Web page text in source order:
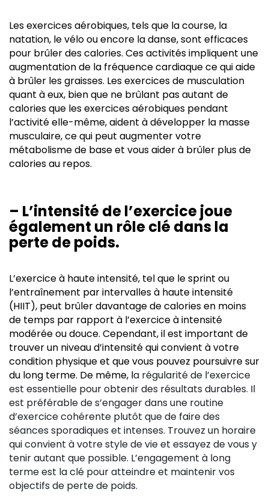
Les exercices aérobiques, tels que la course, la
natation, le vélo ou encore la danse, sont efficaces
pour brûler des calories. Ces activités impliquent une
augmentation de la fréquence cardiaque ce qui aide
à brûler les graisses. Les exercices de musculation
quant à eux, bien que ne brûlant pas autant de
calories que les exercices aérobiques pendant
l’activité elle-même, aident à développer la masse
musculaire, ce qui peut augmenter votre
métabolisme de base et vous aider à brûler plus de
calories au repos.
– L’intensité de l’exercice joue
également un rôle clé dans la
perte de poids.
L’exercice à haute intensité, tel que le sprint ou
l’entraînement par intervalles à haute intensité
(HIIT), peut brûler davantage de calories en moins
de temps par rapport à l’exercice à intensité
modérée ou douce. Cependant, il est important de
trouver un niveau d’intensité qui convient à votre
condition physique et que vous pouvez poursuivre sur
du long terme. De même, la régularité de l’exercice
est essentielle pour obtenir des résultats durables. Il
est préférable de s’engager dans une routine
d’exercice cohérente plutôt que de faire des
séances sporadiques et intenses. Trouvez un horaire
qui convient à votre style de vie et essayez de vous y
tenir autant que possible. L’engagement à long
terme est la clé pour atteindre et maintenir vos
objectifs de perte de poids.